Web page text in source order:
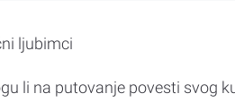
ljubimci
li na putovanje povesti svog